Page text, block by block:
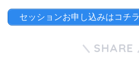
セッションお申し込みはコチラ
SHARE